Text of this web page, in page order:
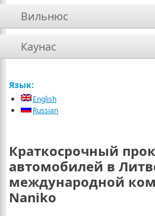
Вильнюс
Каунас
Язык:
English
Russian
Краткосрочный
автомобилей в
международной
Naniko